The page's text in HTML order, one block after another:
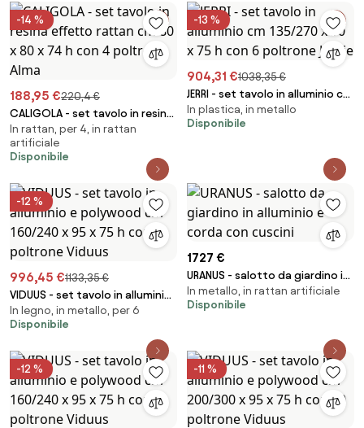
-14 %
188,95 €220,4 €
CALIGOLA - set tavolo in resina
effetto rattan cm 80 x 80 x 74
h con 4 poltrone Alma
In rattan, per 4, in rattan
artificiale
Disponibile
-13 %
904,31 €1038,35 €
JERRI - set tavolo in alluminio cm
135/270 x 90 x 75 h con 6
poltrone Jessie
In plastica, in metallo
Disponibile
-12 %
996,45 €1133,35 €
VIDUUS - set tavolo in alluminio
e polywood cm 160/240 x 95 x
75 h con 6 poltrone Viduus
In legno, in metallo, per 6
Disponibile
1727 €
URANUS - salotto da giardino in
alluminio e corda con cuscini
In metallo, in rattan artificiale
Disponibile
-12 % -11 %